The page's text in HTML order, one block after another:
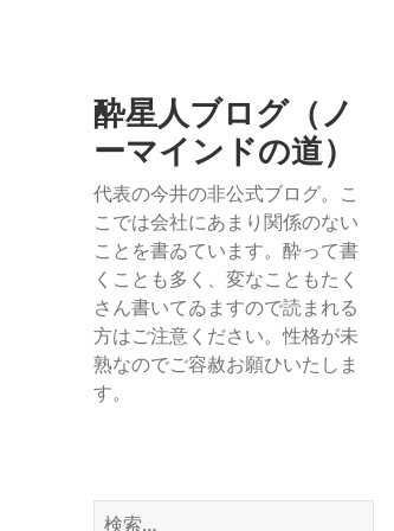
酔星人ブログ（ノ
ーマインドの道）
代表の今井の非公式ブログ。こ
こでは会社にあまり関係のない
ことを書ゐています。酔って書
くことも多く、変なこともたく
さん書いてゐますので読まれる
方はご注意ください。性格が未
熟なのでご容赦お願ひいたしま
す。
検